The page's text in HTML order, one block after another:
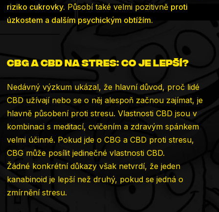
riziko cukrovky. Působí také velmi pozitivně proti
úzkostem a dalším psychickým obtížím.
CBG a CBD na stres: Co je lepší?
Nedávný výzkum ukázal, že hlavní důvod, proč lidé
CBD užívají nebo se o něj alespoň začnou zajímat, je
hlavně působení proti stresu. Vlastnosti CBD jsou v
kombinaci s meditací, cvičením a zdravým spánkem
velmi účinné. Pokud jde o CBG a CBD proti stresu,
CBG může posílit jedinečné vlastnosti CBD.
Žádné konkrétní důkazy však netvrdí, že jeden
kanabinoid je lepší než druhý, pokud se jedná o
zmírnění stresu.